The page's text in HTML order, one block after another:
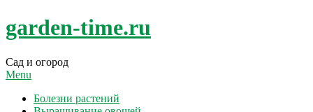
Skip
to
garden-time.ru
Сад и огород
Menu
Болезни растений